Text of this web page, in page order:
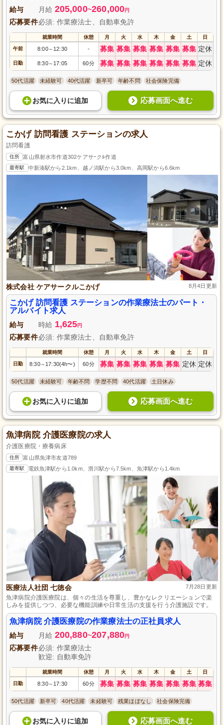
給与 月給 205,000~260,000円
応募要件必須: 作業療法士、自動車免許
就業時間 休憩 月 火 水 木 金 土 日
午前 8:00～ 12:30 - 募集 募集 募集 募集 募集 募集 定休
日勤 8:30～ 17:05 60分 募集 募集 募集 募集 募集 募集 定休
50代活躍 未経験可 40代活躍 新卒可 年齢不問 社会保険完備
お気に入り に追加 応募画面へ進む
こかげ 訪問看護 ステーションの求人
訪問看護
住所 富山県射水市作道302ケアサｰクﾙ作道
最寄駅 中新湊駅から2.1km、越ノ潟駅から3.0km、高岡駅から6.6km
株式会社 ケアサークルこかげ 8月4日更新
こかげ 訪問看護 ステーションの作業療法士のパート・
アルバイト求人
給与 時給 1,625円
応募要件必須: 作業療法士、自動車免許
就業時間 休憩 月 火 水 木 金 土 日
日勤 8:30～ 17:30(4h〜) 60分 募集 募集 募集 募集 募集 定休 定休
50代活躍 未経験可 年齢不問 学歴不問 40代活躍 土日休み
お気に入り に追加 応募画面へ進む
魚津病院 介護医療院の求人
介護医療院・療養病床
住所 富山県魚津市友道789
最寄駅 電鉄魚津駅から1.0km、滑川駅から7.5km、魚津駅から1.4km
医療法人社団 七徳会 7月28日更新
魚津病院介護医療院は、個々の生活を尊重し、豊かなレクリエーションで楽
しみを提供しつつ、必要な機能訓練や日常生活の支援を行う介護施設です。
魚津病院 介護医療院の作業療法士の正社員求人
給与 月給 200,880~207,880円
応募要件必須: 作業療法士
歓迎: 自動車免許
就業時間 休憩 月 火 水 木 金 土 日
日勤 8:30～ 17:30 60分 募集 募集 募集 募集 募集 募集 募集
50代活躍 新卒可 40代活躍 未経験可 残業ほぼなし 社会保険完備
お気に入り に追加 応募画面へ進む